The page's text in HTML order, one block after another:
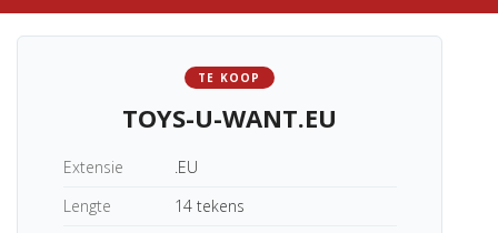
a
t
TE KOOP
TOYS-U-WANT.EU
Extensie
.EU
Lengte
14 tekens